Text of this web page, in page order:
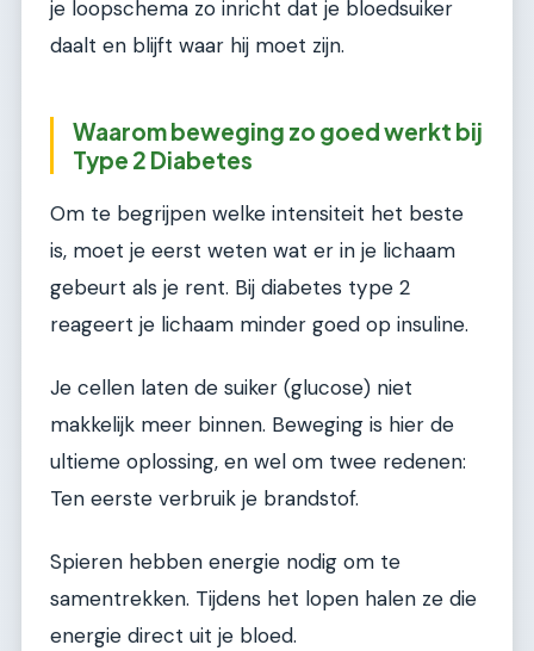
je loopschema zo inricht dat je bloedsuiker
daalt en blijft waar hij moet zijn.
Waarom beweging zo goed werkt bij
Type 2 Diabetes
Om te begrijpen welke intensiteit het beste
is, moet je eerst weten wat er in je lichaam
gebeurt als je rent. Bij diabetes type 2
reageert je lichaam minder goed op insuline.
Je cellen laten de suiker (glucose) niet
makkelijk meer binnen. Beweging is hier de
ultieme oplossing, en wel om twee redenen:
Ten eerste verbruik je brandstof.
Spieren hebben energie nodig om te
samentrekken. Tijdens het lopen halen ze die
energie direct uit je bloed.